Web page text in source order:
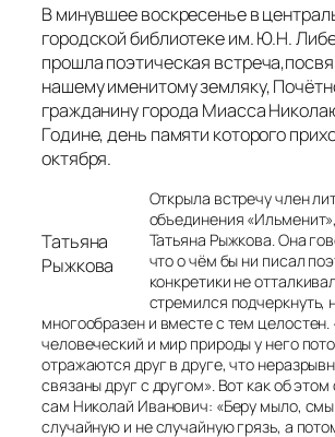
В минувшее воскресенье в
городской библиотеке им. Ю.Н.
прошла поэтическая
нашему именитому земляку,
гражданину города Миасса
Године, день памяти которого
октября.
Татьяна
Рыжкова
Открыла встречу член
объединения
Татьяна Рыжкова. Она
что о чём бы ни писал
конкретики не
стремился подчеркнуть,
многообразен и вместе с тем
человеческий и мир природы у него
отражаются друг в друге, что
связаны друг с другом». Вот как об
сам Николай Иванович: «Беру мыло,
случайную и не случайную грязь, а